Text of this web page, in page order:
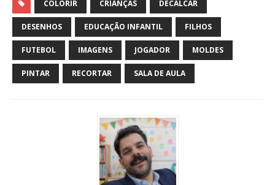
COLORIR CRIANÇAS DECALCAR
DESENHOS EDUCAÇÃO INFANTIL FILHOS
FUTEBOL IMAGENS JOGADOR MOLDES
PINTAR RECORTAR SALA DE AULA